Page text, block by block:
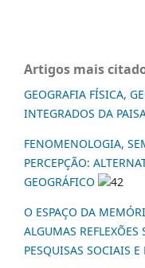
Artigos mais
GEOGRAFIA FÍSICA,
INTEGRADOS DA
FENOMENOLOGIA,
PERCEPÇÃO:
GEOGRÁFICO
42
O ESPAÇO DA
ALGUMAS REFLEXÕES
PESQUISAS SOCIAIS E